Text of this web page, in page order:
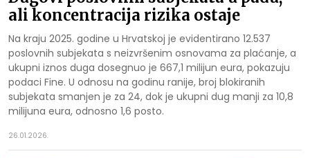
ali koncentracija rizika ostaje
Na kraju 2025. godine u Hrvatskoj je evidentirano 12.537
poslovnih subjekata s neizvršenim osnovama za plaćanje, a
ukupni iznos duga dosegnuo je 667,1 milijun eura, pokazuju
podaci Fine. U odnosu na godinu ranije, broj blokiranih
subjekata smanjen je za 24, dok je ukupni dug manji za 10,8
milijuna eura, odnosno 1,6 posto.
26.01.2026.